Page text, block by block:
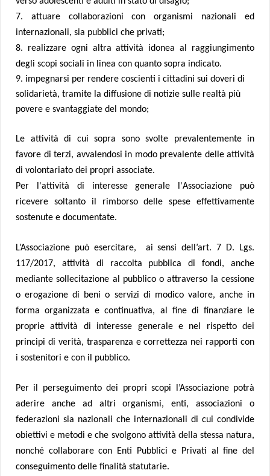
7. attuare collaborazioni con organismi nazionali ed
internazionali, sia pubblici che privati;
8. realizzare ogni altra attività idonea al raggiungimento
degli scopi sociali in linea con quanto sopra indicato.
9. impegnarsi per rendere coscienti i cittadini sui doveri di
solidarietà, tramite la diffusione di notizie sulle realtà più
povere e svantaggiate del mondo;
Le attività di cui sopra sono svolte prevalentemente in
favore di terzi, avvalendosi in modo prevalente delle attività
di volontariato dei propri associate.
Per l'attività di interesse generale l'Associazione può
ricevere soltanto il rimborso delle spese effettivamente
sostenute e documentate.
L’Associazione può esercitare, ai sensi dell’art. 7 D. Lgs.
117/2017, attività di raccolta pubblica di fondi, anche
mediante sollecitazione al pubblico o attraverso la cessione
o erogazione di beni o servizi di modico valore, anche in
forma organizzata e continuativa, al fine di finanziare le
proprie attività di interesse generale e nel rispetto dei
principi di verità, trasparenza e correttezza nei rapporti con
i sostenitori e con il pubblico.
Per il perseguimento dei propri scopi l’Associazione potrà
aderire anche ad altri organismi, enti, associazioni o
federazioni sia nazionali che internazionali di cui condivide
obiettivi e metodi e che svolgono attività della stessa natura,
nonché collaborare con Enti Pubblici e Privati al fine del
conseguimento delle finalità statutarie.